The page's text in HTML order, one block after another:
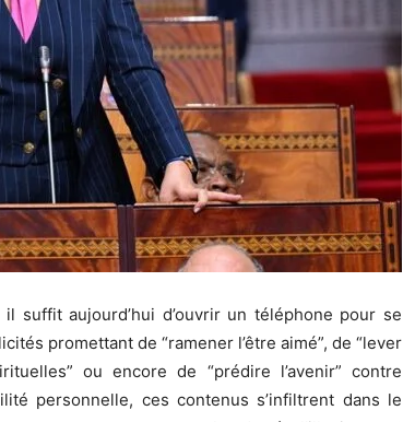
suffit aujourd’hui d’ouvrir un téléphone pour se
promettant de “ramener l’être aimé”, de “lever
ou encore de “prédire l’avenir” contre
personnelle, ces contenus s’infiltrent dans le